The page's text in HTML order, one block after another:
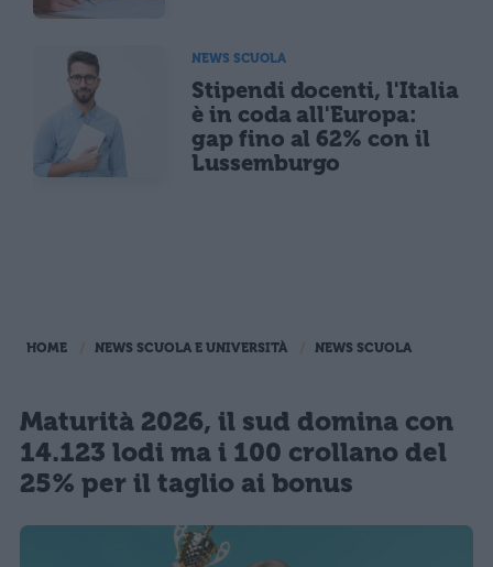
NEWS SCUOLA
Stipendi docenti, l'Italia
è in coda all'Europa:
gap fino al 62% con il
Lussemburgo
HOME NEWS SCUOLA E UNIVERSITÀ NEWS SCUOLA
Maturità 2026, il sud domina con
14.123 lodi ma i 100 crollano del
25% per il taglio ai bonus